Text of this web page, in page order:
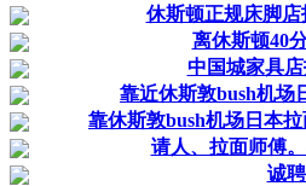
休斯顿正规床脚店
离休斯顿40
中国城家具
靠近休斯敦bush机场
靠休斯敦bush机场日本
请人、拉面师傅
诚